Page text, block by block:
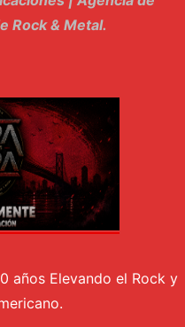
16. Demuestro Mi Fe - Epidemia Rapcore
Electrica
Rock & Metal.
años Elevando el Rock y